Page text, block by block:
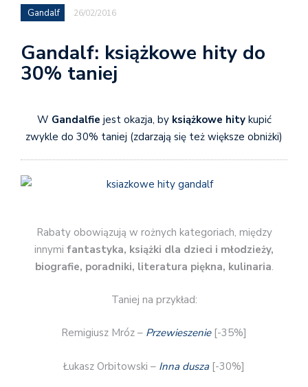
Gandalf 26/02/2016
Gandalf: książkowe hity do
30% taniej
W Gandalfie jest okazja, by książkowe hitykupić
zwykle do 30% taniej (zdarzają się też większe obniżki)
Rabaty obowiązują w rożnych kategoriach, między
innymi fantastyka, książki dla dzieci i młodzieży,
biografie, poradniki, literatura piękna, kulinaria.
Taniej na przykład:
Remigiusz Mróz – Przewieszenie[-35%]
Łukasz Orbitowski – Inna dusza[-30%]